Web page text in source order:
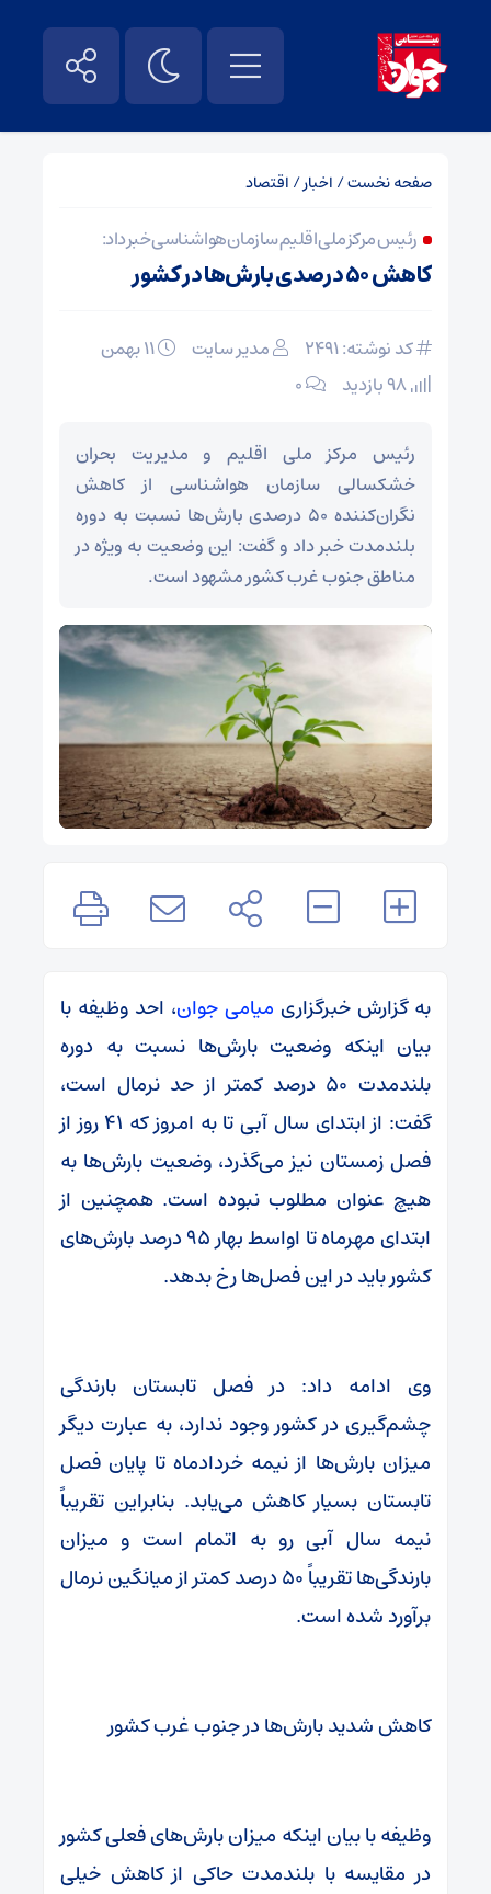
صفحه نخست/ اخبار/ اقتصاد
رئیس مرکز ملی اقلیم سازمان هواشناسی خبر داد:
کاهش ۵۰ درصدی بارش‌ها در کشور
کد نوشته: 2491 مدیر سایت
۰
رئیس مرکز ملی اقلیم و مدیریت بحران
خشکسالی سازمان هواشناسی از کاهش
نگران‌کننده ۵۰ درصدی بارش‌ها نسبت به دوره
بلندمدت خبر داد و گفت: این وضعیت به ویژه در
مناطق جنوب غرب کشور مشهود است.
به گزارش خبرگزاری میامی جوان، احد وظیفه با
بیان اینکه وضعیت بارش‌ها نسبت به دوره
بلندمدت ۵۰ درصد کمتر از حد نرمال است،
گفت: از ابتدای سال آبی تا به امروز که ۴۱ روز از
فصل زمستان نیز می‌گذرد، وضعیت بارش‌ها به
هیچ عنوان مطلوب نبوده است. همچنین از
ابتدای مهرماه تا اواسط بهار ۹۵ درصد بارش‌های
کشور باید در این فصل‌ها رخ بدهد.
وی ادامه داد: در فصل تابستان بارندگی
چشم‌گیری در کشور وجود ندارد، به عبارت دیگر
میزان بارش‌ها از نیمه خردادماه تا پایان فصل
تابستان بسیار کاهش می‌یابد. بنابراین تقریباً
نیمه سال آبی رو به اتمام است و میزان
بارندگی‌ها تقریباً ۵۰ درصد کمتر از میانگین نرمال
برآورد شده است.
کاهش شدید بارش‌ها در جنوب غرب کشور
وظیفه با بیان اینکه میزان بارش‌های فعلی کشور
در مقایسه با بلندمدت حاکی از کاهش خیلی